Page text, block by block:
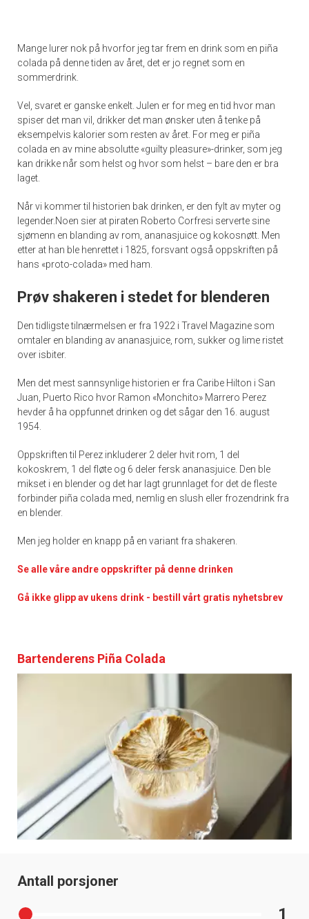
Mange lurer nok på hvorfor jeg tar frem en drink som en piña
colada på denne tiden av året, det er jo regnet som en
sommerdrink.
Vel, svaret er ganske enkelt. Julen er for meg en tid hvor man
spiser det man vil, drikker det man ønsker uten å tenke på
eksempelvis kalorier som resten av året. For meg er piña
colada en av mine absolutte «guilty pleasure»-drinker, som jeg
kan drikke når som helst og hvor som helst – bare den er bra
laget.
Når vi kommer til historien bak drinken, er den fylt av myter og
legender.Noen sier at piraten Roberto Corfresi serverte sine
sjømenn en blanding av rom, ananasjuice og kokosnøtt. Men
etter at han ble henrettet i 1825, forsvant også oppskriften på
hans «proto-colada» med ham.
Prøv shakeren i stedet for blenderen
Den tidligste tilnærmelsen er fra 1922 i Travel Magazine som
omtaler en blanding av ananasjuice, rom, sukker og lime ristet
over isbiter.
Men det mest sannsynlige historien er fra Caribe Hilton i San
Juan, Puerto Rico hvor Ramon «Monchito» Marrero Perez
hevder å ha oppfunnet drinken og det sågar den 16. august
1954.
Oppskriften til Perez inkluderer 2 deler hvit rom, 1 del
kokoskrem, 1 del fløte og 6 deler fersk ananasjuice. Den ble
mikset i en blender og det har lagt grunnlaget for det de fleste
forbinder piña colada med, nemlig en slush eller frozendrink fra
en blender.
Men jeg holder en knapp på en variant fra shakeren.
Se alle våre andre oppskrifter på denne drinken
Gå ikke glipp av ukens drink - bestill vårt gratis nyhetsbrev
Bartenderens Piña Colada
Antall porsjoner
1